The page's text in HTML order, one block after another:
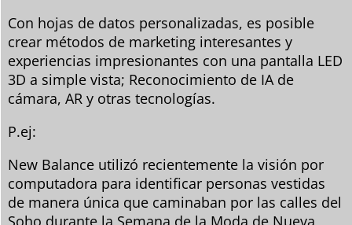
Con hojas de datos personalizadas, es posible
crear métodos de marketing interesantes y
experiencias impresionantes con una pantalla LED
3D a simple vista; Reconocimiento de IA de
cámara, AR y otras tecnologías.
P.ej:
New Balance utilizó recientemente la visión por
computadora para identificar personas vestidas
de manera única que caminaban por las calles del
Soho durante la Semana de la Moda de Nueva